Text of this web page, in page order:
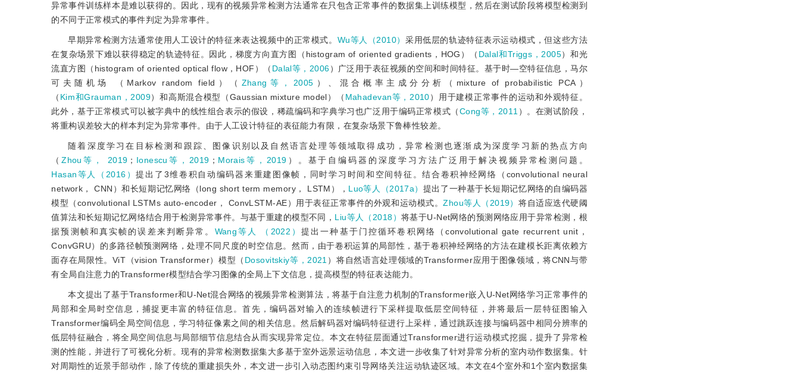
异常事件训练样本是难以获得的。因此，现有的视频异常检测方法通常在只包含正常事件的数据集上训练模型，然后在测试阶段将模型检测到
的不同于正常模式的事件判定为异常事件。
早期异常检测方法通常使用人工设计的特征来表达视频中的正常模式。 Wu等人（2010） 采用低层的轨迹特征表示运动模式，但这些方法
在复杂场景下难以获得稳定的轨迹特征。因此，梯度方向直方图（histogram of oriented gradients，HOG）（ Dalal和Triggs，2005）和光
流直方图（histogram of oriented optical flow，HOF）（ Dalal等，2006）广泛用于表征视频的空间和时间特征。基于时—空特征信息，马尔
可夫随机场 （Markov random field）（ Zhang等，2005 ）、混合概率主成分分析（mixture of probabilistic PCA）
（ Kim和Grauman，2009）和高斯混合模型（Gaussian mixture model）（ Mahadevan等，2010）用于建模正常事件的运动和外观特征。
此外，基于正常模式可以被字典中的线性组合表示的假设，稀疏编码和字典学习也广泛用于编码正常模式（Cong等，2011 ）。在测试阶段，
将重构误差较大的样本判定为异常事件。由于人工设计特征的表征能力有限，在复杂场景下鲁棒性较差。
随着深度学习在目标检测和跟踪、图像识别以及自然语言处理等领域取得成功，异常检测也逐渐成为深度学习新的热点方向
（Zhou等， 2019 ； Ionescu等，2019 ； Morais等，2019 ）。基于自编码器的深度学习方法广泛用于解决视频异常检测问题。
Hasan等人（2016）提出了3维卷积自动编码器来重建图像帧，同时学习时间和空间特征。结合卷积神经网络（convolutional neural
network， CNN）和长短期记忆网络（long short term memory， LSTM）， Luo等人（2017a） 提出了一种基于长短期记忆网络的自编码器
模型（convolutional LSTMs auto-encoder， ConvLSTM-AE）用于表征正常事件的外观和运动模式。Zhou等人（2019）将自适应迭代硬阈
值算法和长短期记忆网络结合用于检测异常事件。与基于重建的模型不同， Liu等人（2018）将基于U-Net网络的预测网络应用于异常检测，根
据预测帧和真实帧的误差来判断异常。 Wang等人 （2022）提出一种基于门控循环卷积网络（convolutional gate recurrent unit，
ConvGRU）的多路径帧预测网络，处理不同尺度的时空信息。然而，由于卷积运算的局部性，基于卷积神经网络的方法在建模长距离依赖方
面存在局限性。ViT（vision Transformer）模型（ Dosovitskiy等，2021 ）将自然语言处理领域的Transformer应用于图像领域，将CNN与带
有全局自注意力的Transformer模型结合学习图像的全局上下文信息，提高模型的特征表达能力。
本文提出了基于Transformer和U-Net混合网络的视频异常检测算法，将基于自注意力机制的Transformer嵌入U-Net网络学习正常事件的
局部和全局时空信息，捕捉更丰富的特征信息。首先，编码器对输入的连续帧进行下采样提取低层空间特征，并将最后一层特征图输入
Transformer编码全局空间信息，学习特征像素之间的相关信息。然后解码器对编码特征进行上采样，通过跳跃连接与编码器中相同分辨率的
低层特征融合，将全局空间信息与局部细节信息结合从而实现异常定位。本文在特征层面通过Transformer进行运动模式挖掘，提升了异常检
测的性能，并进行了可视化分析。现有的异常检测数据集大多基于室外远景运动信息，本文进一步收集了针对异常分析的室内动作数据集。针
对周期性的近景手部动作，除了传统的重建损失外，本文进一步引入动态图约束引导网络关注运动轨迹区域。本文在4个室外和1个室内数据集